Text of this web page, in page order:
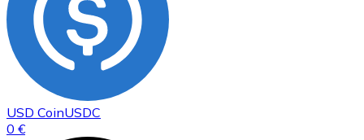
USD CoinUSDC
0 €